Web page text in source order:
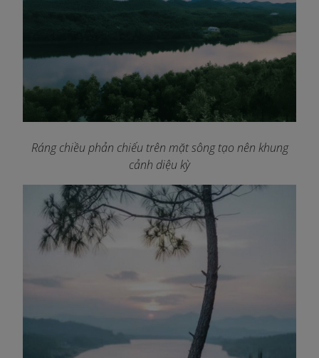
Ráng chiều phản chiếu trên mặt sông tạo nên khung
cảnh diệu kỳ